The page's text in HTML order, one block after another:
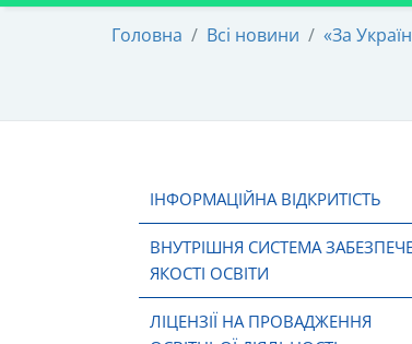
Головна / Всі новини / «За
ІНФОРМАЦІЙНА ВІДКРИТІСТЬ
ВНУТРІШНЯ СИСТЕМА
ЯКОСТІ ОСВІТИ
ЛІЦЕНЗІЇ НА ПРОВАДЖЕННЯ